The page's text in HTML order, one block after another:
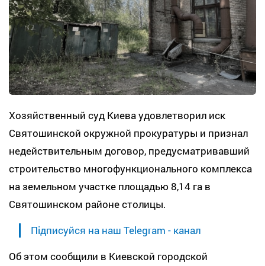
Хозяйственный суд Киева удовлетворил иск
Святошинской окружной прокуратуры и признал
недействительным договор, предусматривавший
строительство многофункционального комплекса
на земельном участке площадью 8,14 га в
Святошинском районе столицы.
Підписуйся на наш Telegram - канал
Об этом сообщили в Киевской городской